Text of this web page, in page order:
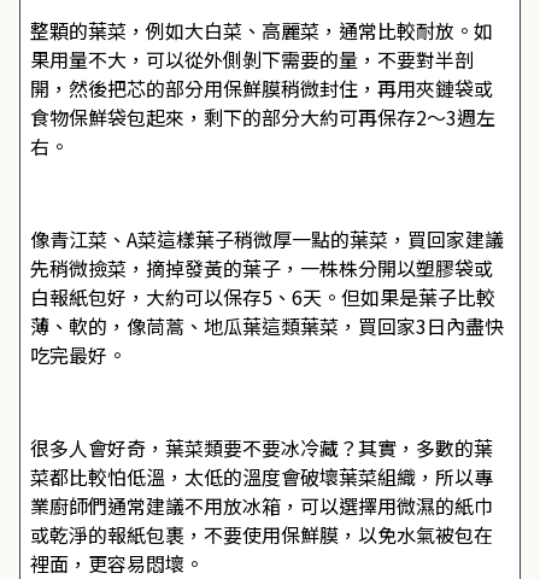
整顆的葉菜，例如大白菜、高麗菜，通常比較耐放。如
果用量不大，可以從外側剝下需要的量，不要對半剖
開，然後把芯的部分用保鮮膜稍微封住，再用夾鏈袋或
食物保鮮袋包起來，剩下的部分大約可再保存2～3週左
右。
像青江菜、A菜這樣葉子稍微厚一點的葉菜，買回家建議
先稍微撿菜，摘掉發黃的葉子，一株株分開以塑膠袋或
白報紙包好，大約可以保存5、6天。但如果是葉子比較
薄、軟的，像茼蒿、地瓜葉這類葉菜，買回家3日內盡快
吃完最好。
很多人會好奇，葉菜類要不要冰冷藏？其實，多數的葉
菜都比較怕低溫，太低的溫度會破壞葉菜組織，所以專
業廚師們通常建議不用放冰箱，可以選擇用微濕的紙巾
或乾淨的報紙包裹，不要使用保鮮膜，以免水氣被包在
裡面，更容易悶壞。